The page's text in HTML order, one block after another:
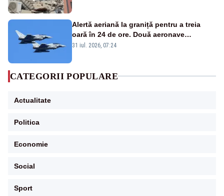
Alertă aeriană la graniță pentru a treia
oară în 24 de ore. Două aeronave
Eurofighter britanice au fost ridicate de la
31 iul. 2026, 07:24
CATEGORII POPULARE
Actualitate
Politica
Economie
Social
Sport